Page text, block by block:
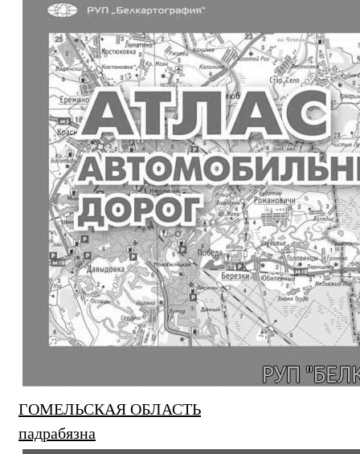
ГОМЕЛЬСКАЯ ОБЛАСТЬ
падрабязна